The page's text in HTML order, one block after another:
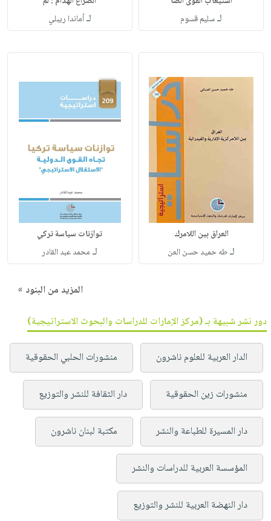
لـسليم قسوم لـأماندا ريبلي
العراق بين اللامرك
لـطه حميد حسن العن
توازنات سياسة تركي
لـ محمد عبد القادر
المزيد من البنود »
دور نشر شبيهة بـ (مركز الإمارات للدراسات والبحوث الاستراتيجية)
الدار العربية للعلوم ناشرون منشورات الحلبي الحقوقية
منشورات زين الحقوقية دار الثقافة للنشر والتوزيع
دار المسيرة للطباعة والنشر مكتبة لبنان ناشرون
المؤسسة العربية للدراسات والنشر
دار النهضة العربية للنشر والتوزيع